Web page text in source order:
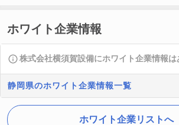
ホワイト企業情報
株式会社横須賀設備にホワイト企業情報は
静岡県のホワイト企業情報一覧
ホワイト企業リストへ